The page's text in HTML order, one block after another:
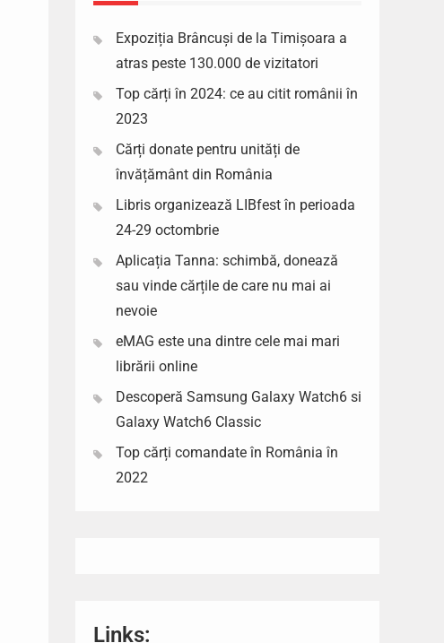
Expoziția Brâncuși de la Timișoara a
atras peste 130.000 de vizitatori
Top cărți în 2024: ce au citit românii în
2023
Cărți donate pentru unități de
învățământ din România
Libris organizează LIBfest în perioada
24-29 octombrie
Aplicația Tanna: schimbă, donează
sau vinde cărțile de care nu mai ai
nevoie
eMAG este una dintre cele mai mari
librării online
Descoperă Samsung Galaxy Watch6 si
Galaxy Watch6 Classic
Top cărți comandate în România în
2022
Links: